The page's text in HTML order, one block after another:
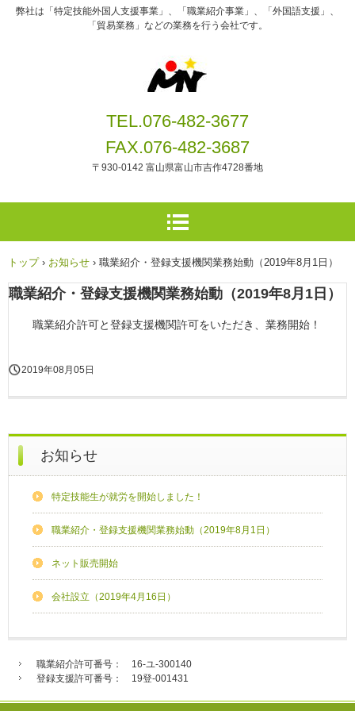
弊社は「特定技能外国人支援事業」、「職業紹介事業」、「外国語支援」、
「貿易業務」などの業務を行う会社です。
TEL.076-482-3677
FAX.076-482-3687
〒930-0142 富山県富山市吉作4728番地
トップ › お知らせ › 職業紹介・登録支援機関業務始動（2019年8月1日）
職業紹介・登録支援機関業務始動（2019年8月1日）
職業紹介許可と登録支援機関許可をいただき、業務開始！
2019年08月05日
お知らせ
特定技能生が就労を開始しました！
職業紹介・登録支援機関業務始動（2019年8月1日）
ネット販売開始
会社設立（2019年4月16日）
職業紹介許可番号： 16-ユ-300140
登録支援許可番号： 19登-001431